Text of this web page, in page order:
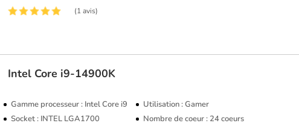
(1 avis)
Intel Core i9-14900K
Gamme processeur : Intel Core i9
Utilisation : Gamer
Socket : INTEL LGA1700
Nombre de coeur : 24 coeurs